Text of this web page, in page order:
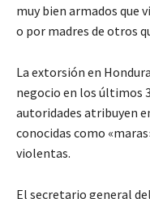
muy bien armados que
o por madres de otros
La extorsión en
negocio en los últimos
autoridades atribuyen
conocidas como
violentas.
El secretario general